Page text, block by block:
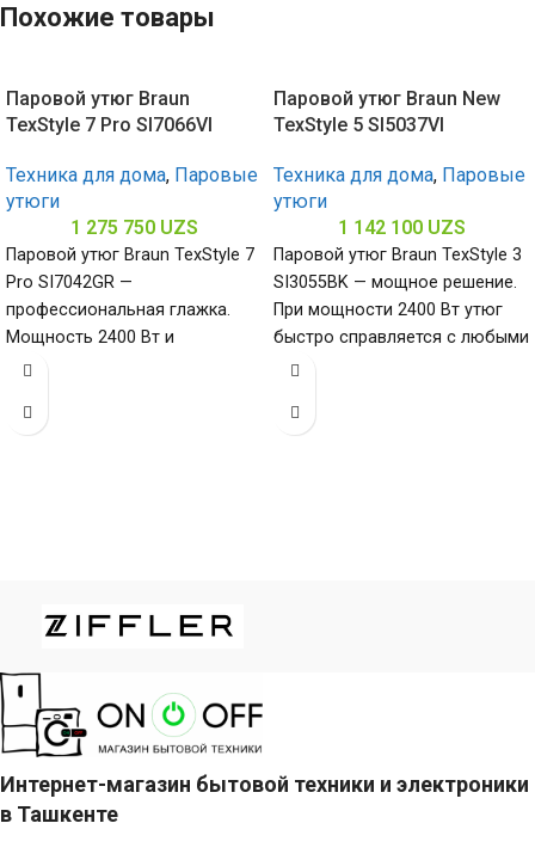
Похожие товары
Паровой утюг Braun
TexStyle 7 Pro SI7066VI
Техника для дома, Паровые
утюги
1 275 750 UZS
Паровой утюг Braun TexStyle 7
Pro SI7042GR —
профессиональная глажка.
Мощность 2400 Вт и
платформа 3D Eloxal
скольжение
Паровой утюг Braun New
TexStyle 5 SI5037VI
Техника для дома, Паровые
утюги
1 142 100 UZS
Паровой утюг Braun TexStyle 3
SI3055BK — мощное решение.
При мощности 2400 Вт утюг
быстро справляется с любыми
складками, керамическая
Интернет-магазин бытовой техники и электроники
в Ташкенте